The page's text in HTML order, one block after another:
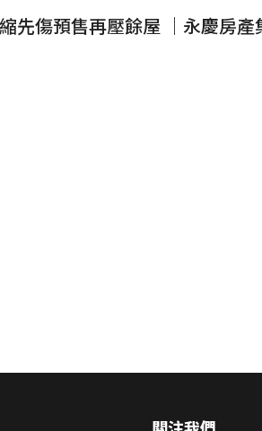
先傷預售再壓餘屋 ｜永慶房產